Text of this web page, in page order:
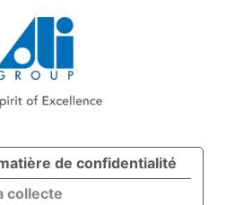
collecte
de confidentialité